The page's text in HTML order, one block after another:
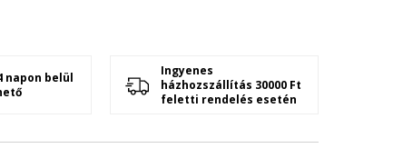
napon belül
Ingyenes
házhozszállítás 30000 Ft
feletti rendelés esetén